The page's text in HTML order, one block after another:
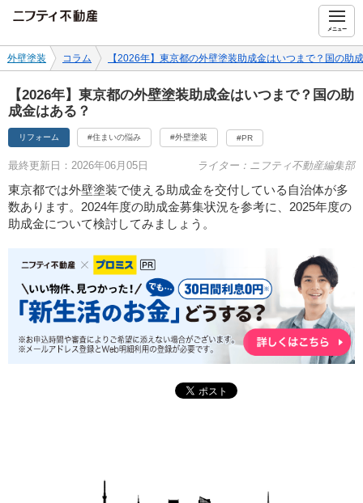
メニュー
外壁塗装 コラム 【2026年】東京都の外壁塗装助成金はいつまで？国の助
【2026年】東京都の外壁塗装助成金はいつまで？国の助
成金はある？
リフォーム #住まいの悩み #外壁塗装 #PR
最終更新日：2026年06月05日 ライター：ニフティ不動産編集部
東京都では外壁塗装で使える助成金を交付している自治体が多
数あります。2024年度の助成金募集状況を参考に、2025年度の
助成金について検討してみましょう。